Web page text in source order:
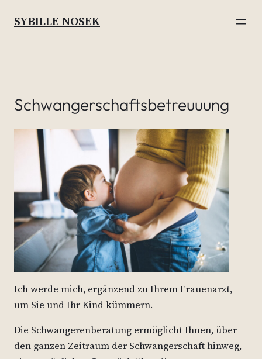
SYBILLE NOSEK
Schwangerschaftsbetreuuung
Ich werde mich, ergänzend zu Ihrem Frauenarzt,
um Sie und Ihr Kind kümmern.
Die Schwangerenberatung ermöglicht Ihnen, über
den ganzen Zeitraum der Schwangerschaft hinweg,